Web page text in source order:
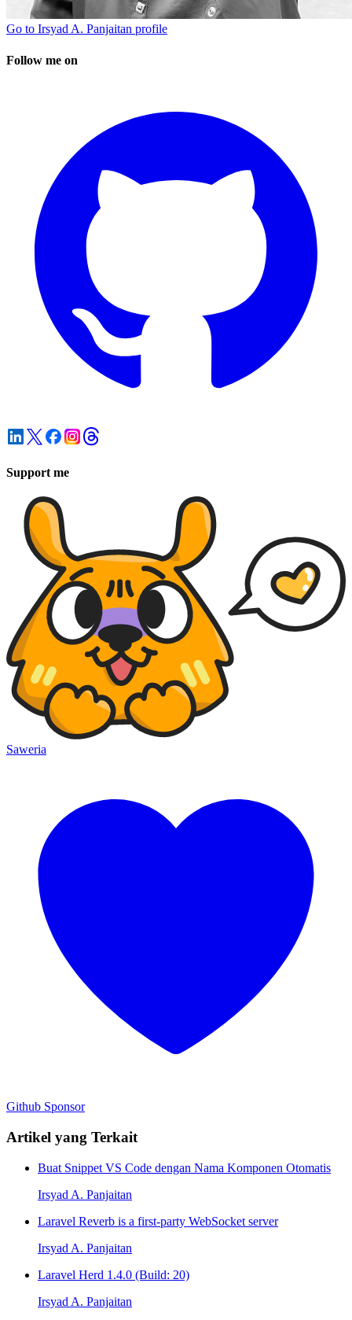
Go to Irsyad A. Panjaitan profile
Follow me on
Support me
Saweria
Github Sponsor
Artikel yang Terkait
Buat Snippet VS Code dengan Nama Komponen Otomatis
Irsyad A. Panjaitan
Laravel Reverb is a first-party WebSocket server
Irsyad A. Panjaitan
Laravel Herd 1.4.0 (Build: 20)
Irsyad A. Panjaitan